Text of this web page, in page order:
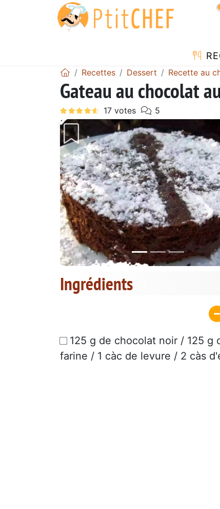
Recettes Dessert Recette au
Gateau au chocolat
Précédent
Ingrédients
125 g de chocolat noir / 125
farine / 1 càc de levure / 2 càs